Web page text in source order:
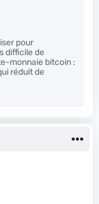
pour
difficile de
monnaie bitcoin :
réduit de